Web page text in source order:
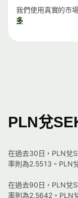
我們使用真實的市
多
PLN兌
在過去30日，PLN兌
率則為2.5513。PLN
在過去90日，PLN兌
率則為2.5642。PLN